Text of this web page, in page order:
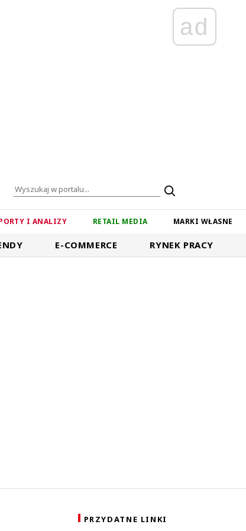
ad
I ANALIZY RETAIL MEDIA MARKI WŁASNE
E-COMMERCE RYNEK PRACY
PRZYDATNE LINKI